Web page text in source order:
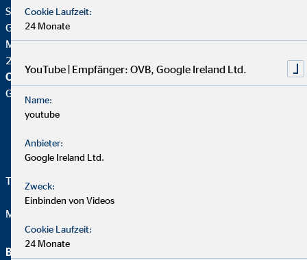
Serap Şirin
Geschäftsstellenleiterin für die OVB
Moorfleeter Straße 40
22113 Hamburg
OVB Vermögensberatung AG
Geschäftsstelle |
Telefon: +49 176 84450221
Mail:
Beraterseite
Cookie Laufzeit:
24 Monate
YouTube | Empfänger: OVB, Google Ireland Ltd.
Name:
youtube
Anbieter:
Google Ireland Ltd.
Zweck:
Einbinden von Videos
Cookie Laufzeit:
24 Monate